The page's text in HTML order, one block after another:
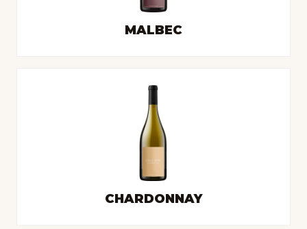
MALBEC
CHARDONNAY